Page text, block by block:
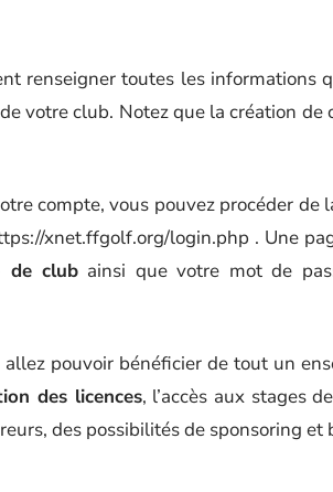
renseigner toutes les informations
votre club. Notez que la création
compte, vous pouvez procéder de
xnet.ffgolf.org/login.php . Une
de club ainsi que votre mot de
pouvoir bénéficier de tout un
des licences, l’accès aux stages
des possibilités de sponsoring et